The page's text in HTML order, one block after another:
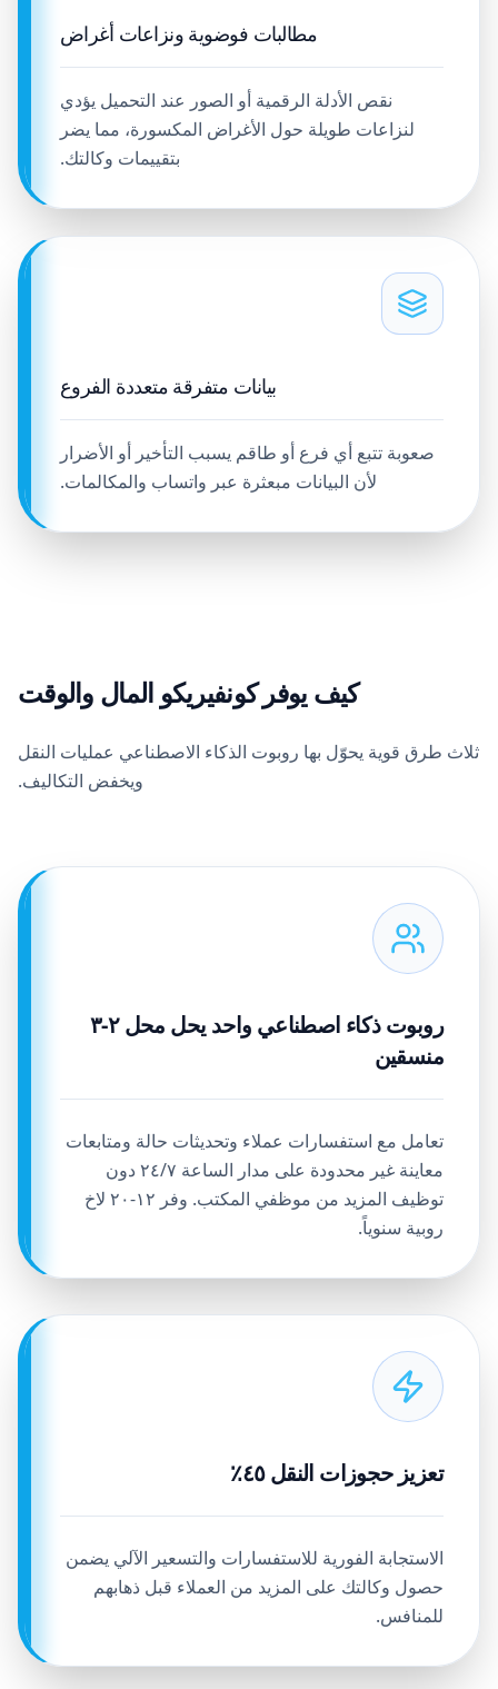
مطالبات فوضوية ونزاعات أغراض
نقص الأدلة الرقمية أو الصور عند التحميل يؤدي
لنزاعات طويلة حول الأغراض المكسورة، مما يضر
بتقييمات وكالتك.
بيانات متفرقة متعددة الفروع
صعوبة تتبع أي فرع أو طاقم يسبب التأخير أو الأضرار
لأن البيانات مبعثرة عبر واتساب والمكالمات.
كيف يوفر كونفيريكو المال والوقت
ثلاث طرق قوية يحوّل بها روبوت الذكاء الاصطناعي عمليات النقل
ويخفض التكاليف.
روبوت ذكاء اصطناعي واحد يحل محل ٢-٣
منسقين
تعامل مع استفسارات عملاء وتحديثات حالة ومتابعات
معاينة غير محدودة على مدار الساعة ٢٤/٧ دون
توظيف المزيد من موظفي المكتب. وفر ١٢-٢٠ لاخ
روبية سنوياً.
تعزيز حجوزات النقل ٤٥٪
الاستجابة الفورية للاستفسارات والتسعير الآلي يضمن
حصول وكالتك على المزيد من العملاء قبل ذهابهم
للمنافس.